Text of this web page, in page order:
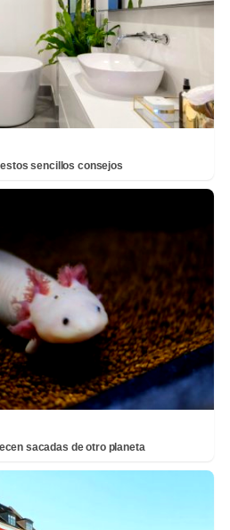
sencillos consejos
sacadas de otro planeta